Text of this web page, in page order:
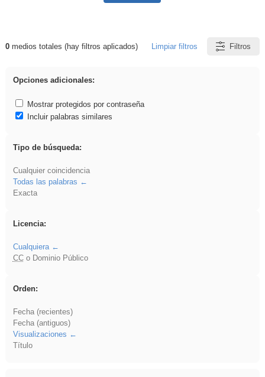
Resultados de: EvAU
0medios totales (hay filtros aplicados) Limpiar filtros Filtros
Opciones adicionales:
Mostrar protegidos por contraseña
Incluir palabras similares
Tipo de búsqueda:
Cualquier coincidencia
Todas las palabras
Exacta
Licencia:
Cualquiera
CCo Dominio Público
Orden:
Fecha (recientes)
Fecha (antiguos)
Visualizaciones
Título